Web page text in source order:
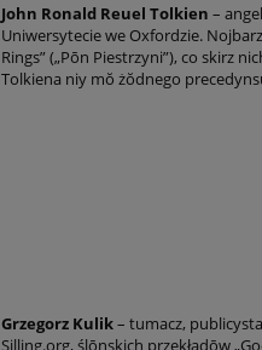
John Ronald Reuel Tolkien –
Uniwersytecie we Oxfordzie.
Rings” („Pōn Piestrzyni”), co skirz
Tolkiena niy mŏ żŏdnego
Grzegorz Kulik– tumacz,
Silling.org, ślōnskich przekładōw